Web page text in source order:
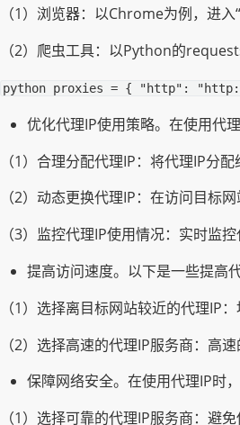
（1）浏览器：以Chrome为例，进入
（2）爬虫工具：以Python的
python proxies = { "http":
优化代理IP使用策略。在使用代
（1）合理分配代理IP：将代理IP分
（2）动态更换代理IP：在访问目标
（3）监控代理IP使用情况：实时监
提高访问速度。以下是一些提高
（1）选择离目标网站较近的代理IP
（2）选择高速的代理IP服务商：高
保障网络安全。在使用代理IP时
（1）选择可靠的代理IP服务商：避